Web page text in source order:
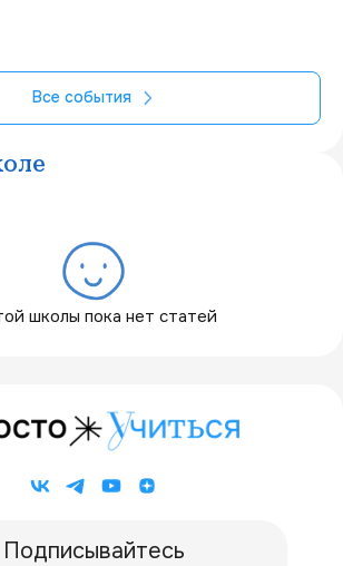
Все события
школы пока нет статей
Подписывайтесь